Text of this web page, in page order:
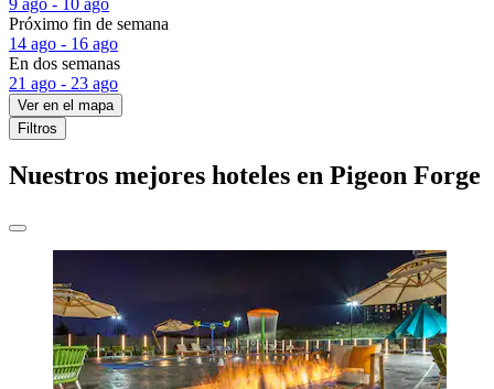
Próximo fin de semana
14 ago - 16 ago
En dos semanas
21 ago - 23 ago
Ver en el mapa
Filtros
Nuestros mejores hoteles en Pigeon Forge